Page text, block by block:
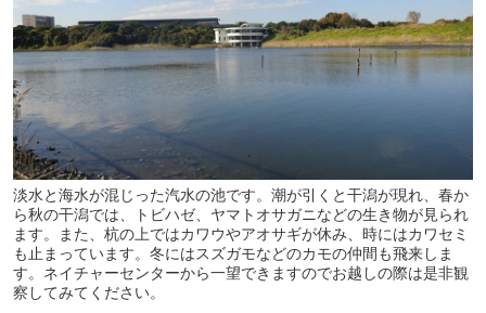
淡水と海水が混じった汽水の池です。潮が引くと干潟が現れ、春か
ら秋の干潟では、トビハゼ、ヤマトオサガニなどの生き物が見られ
ます。また、杭の上ではカワウやアオサギが休み、時にはカワセミ
も止まっています。冬にはスズガモなどのカモの仲間も飛来しま
す。ネイチャーセンターから一望できますのでお越しの際は是非観
察してみてください。